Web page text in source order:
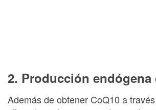
2. Producción endógena
Además de obtener CoQ10 a